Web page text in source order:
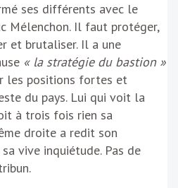
ses différents avec le
Mélenchon. Il faut protéger,
et brutaliser. Il a une
« la stratégie du bastion »
les positions fortes et
du pays. Lui qui voit la
à trois fois rien sa
droite a redit son
vive inquiétude. Pas de